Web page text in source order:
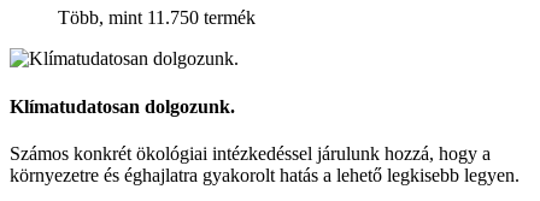
Több, mint 11.750 termék
Klímatudatosan dolgozunk.
Számos konkrét ökológiai intézkedéssel járulunk hozzá, hogy a
környezetre és éghajlatra gyakorolt hatás a lehető legkisebb legyen.